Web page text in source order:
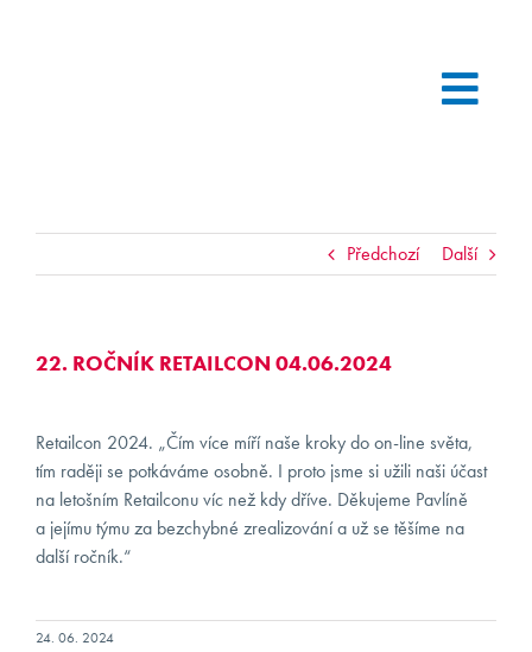
NAŠI KLIENTI
KARIÉRA 2
Předchozí Další
22. ROČNÍK RETAILCON 04.06.2024
Retailcon 2024. „Čím více míří naše kroky do on-line světa,
tím raději se potkáváme osobně. I proto jsme si užili naši účast
na letošním Retailconu víc než kdy dříve. Děkujeme Pavlíně
a jejímu týmu za bezchybné zrealizování a už se těšíme na
další ročník.“
24. 06. 2024